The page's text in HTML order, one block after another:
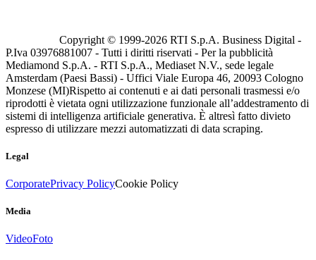
Copyright © 1999-2026 RTI S.p.A. Business Digital -
P.Iva 03976881007 - Tutti i diritti riservati - Per la pubblicità
Mediamond S.p.A. - RTI S.p.A., Mediaset N.V., sede legale
Amsterdam (Paesi Bassi) - Uffici Viale Europa 46, 20093 Cologno
Monzese (MI)Rispetto ai contenuti e ai dati personali trasmessi e/o
riprodotti è vietata ogni utilizzazione funzionale all’addestramento di
sistemi di intelligenza artificiale generativa. È altresì fatto divieto
espresso di utilizzare mezzi automatizzati di data scraping.
Legal
CorporatePrivacy PolicyCookie Policy
Media
VideoFoto